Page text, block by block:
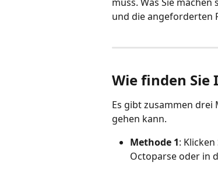
und die angeforderten
Wie finden
Es gibt zusammen
gehen kann.
Methode 1:
Octoparse oder in